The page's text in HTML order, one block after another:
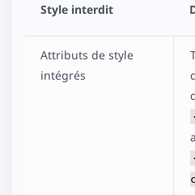
Style interdit
Attributs de style
intégrés